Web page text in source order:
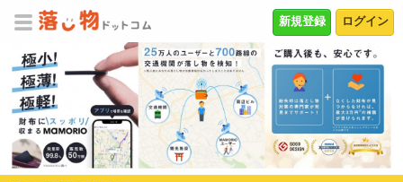
ログイン
新規登録